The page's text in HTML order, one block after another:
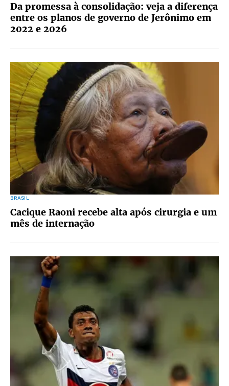
Da promessa à consolidação: veja a diferença
entre os planos de governo de Jerônimo em
2022 e 2026
BRASIL
Cacique Raoni recebe alta após cirurgia e um
mês de internação